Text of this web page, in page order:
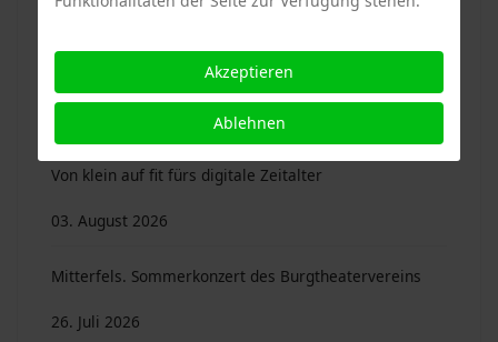
Neues aus unseren Gemeinden: Sammelordner ...
Von klein auf fit fürs digitale Zeitalter
03. August 2026
Mitterfels. Sommerkonzert des Burgtheatervereins
26. Juli 2026
Akzeptieren
Ablehnen